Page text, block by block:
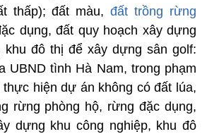
thấp); đất màu,đất trồng rừng
dụng, đất quy hoạch xây dựng
khu đô thị để xây dựng sân golf:
UBND tình Hà Nam, trong phạm
hiện dự án không có đất lúa,
rừng phòng hộ, rừng đặc dụng,
dựng khu công nghiệp, khu đô